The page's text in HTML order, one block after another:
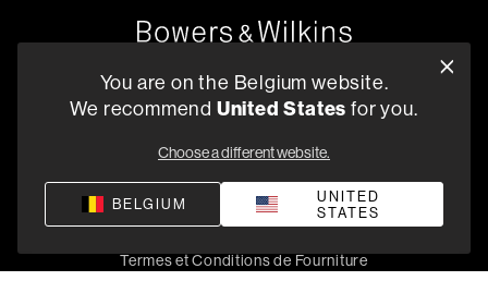
+33 (1) 89 54 63 64
Politique de confidentialitéConditions de venteCompliance
Termes et Conditions de Fourniture
You are on the Belgium website.
We recommend United States for you.
Choose a different website.
BELGIUM
UNITED
STATES